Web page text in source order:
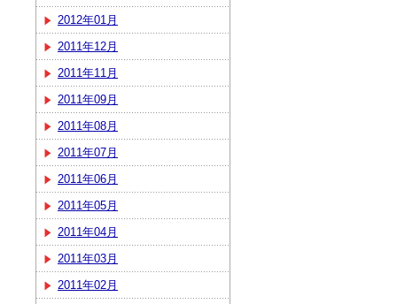
2012年01月
2011年12月
2011年11月
2011年09月
2011年08月
2011年07月
2011年06月
2011年05月
2011年04月
2011年03月
2011年02月